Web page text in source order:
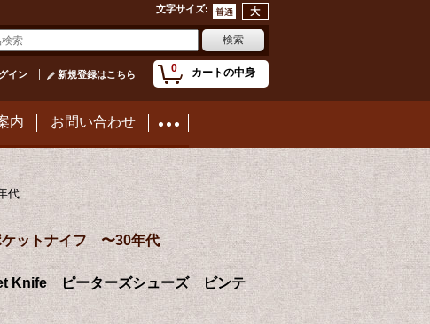
文字サイズ:
0 カートの中身
イン 新規登録はこちら
内 お問い合わせ
代
ットナイフ 〜30年代
Knife ピーターズシューズ ビンテ